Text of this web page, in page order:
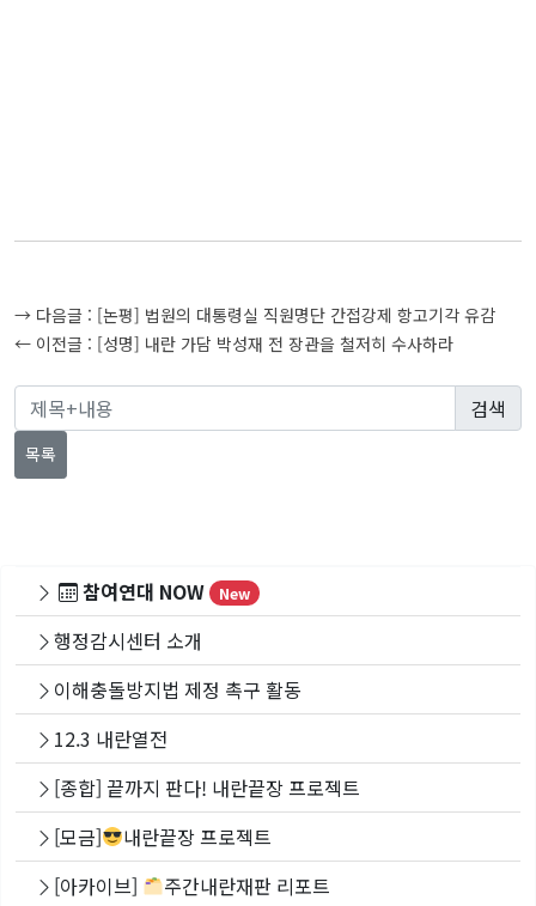
글
탐
색
→ 다음글 : [논평] 법원의 대통령실 직원명단 간접강제 항고기각 유감
← 이전글 : [성명] 내란 가담 박성재 전 장관을 철저히 수사하라
목록
참여연대 NOW New
행정감시센터 소개
이해충돌방지법 제정 촉구 활동
12.3 내란열전
[종합] 끝까지 판다! 내란끝장 프로젝트
[모금]
내란끝장 프로젝트
[아카이브]
주간내란재판 리포트